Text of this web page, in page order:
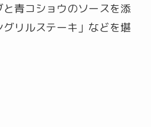
青コショウのソースを添
リルステーキ」などを堪